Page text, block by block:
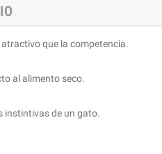
que la competencia.
al alimento seco.
instintivas de un gato.